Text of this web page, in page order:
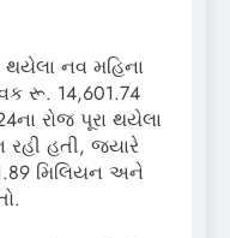
થયેલા નવ મહિના
રૂ. 14,601.74
રોજ પૂરા થયેલા
રહી હતી, જ્યારે
મિલિયન અને